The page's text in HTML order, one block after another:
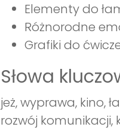
Elementy do
Różnorodne
Grafiki do
Słowa
jeż, wyprawa, kino,
rozwój komunikacji,